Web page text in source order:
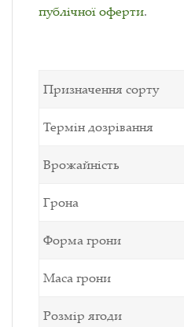
публічної оферти.
Призначення сорту
Термін дозрівання
Врожайність
Грона
Форма грони
Маса грони
Розмір ягоди